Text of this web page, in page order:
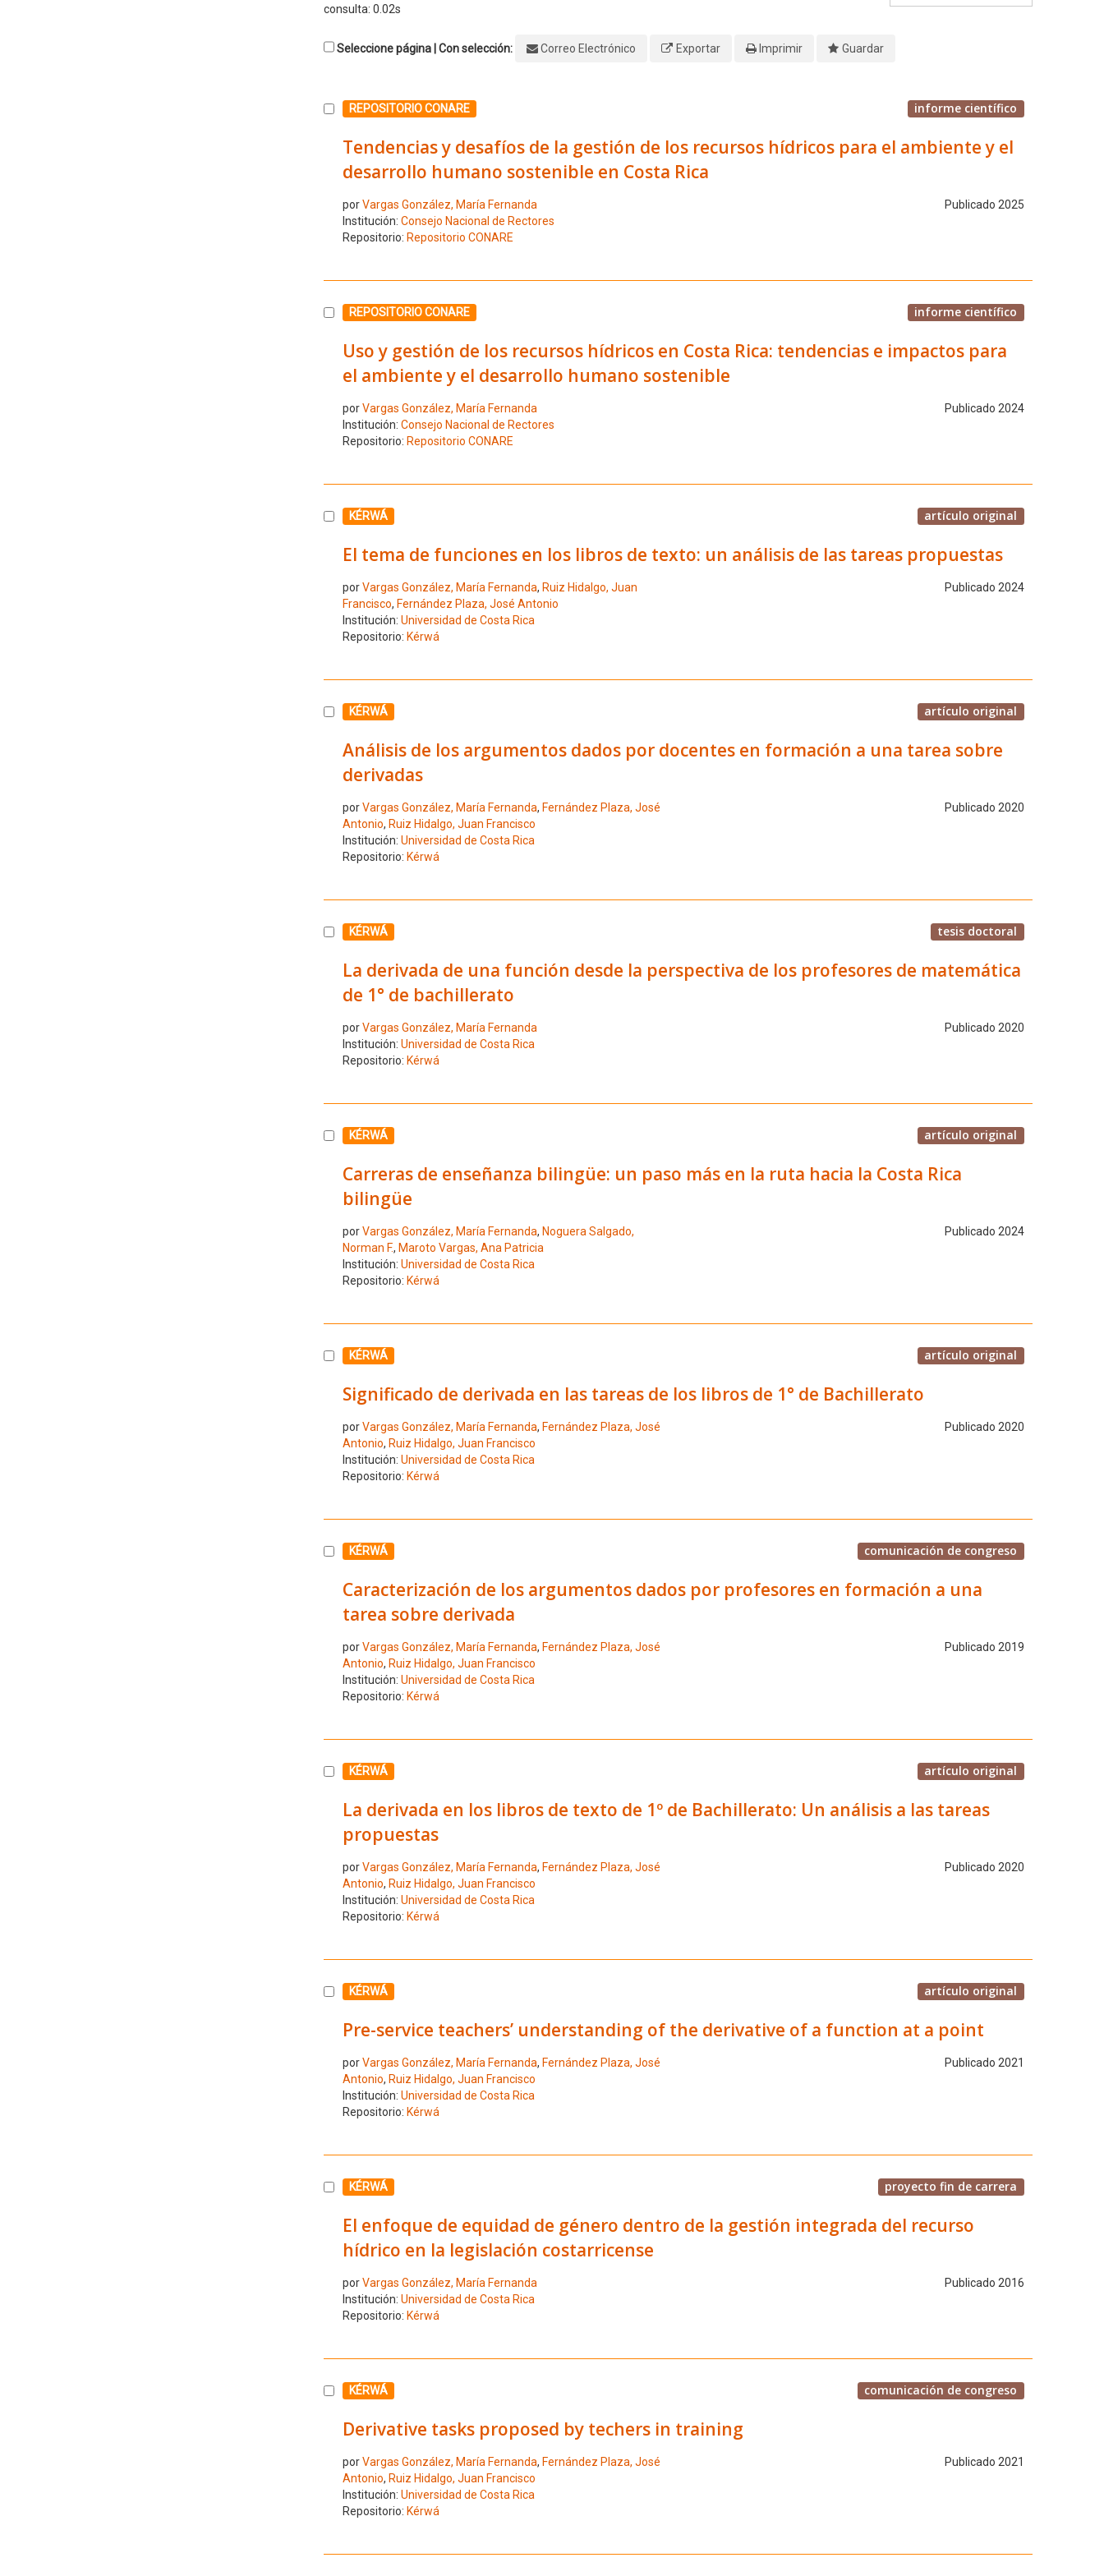
consulta: 0.02s
Seleccione página | Con selección: Correo Electrónico Exportar Imprimir Guardar
Seleccione el número de resultado 1
REPOSITORIO CONARE informe científico
Tendencias y desafíos de la gestión de los recursos hídricos para el ambiente y el
desarrollo humano sostenible en Costa Rica
porVargas González, María Fernanda
Publicado 2025
Institución: Consejo Nacional de Rectores
Repositorio: Repositorio CONARE
Seleccione el número de resultado 2
REPOSITORIO CONARE informe científico
Uso y gestión de los recursos hídricos en Costa Rica: tendencias e impactos para
el ambiente y el desarrollo humano sostenible
porVargas González, María Fernanda
Publicado 2024
Institución: Consejo Nacional de Rectores
Repositorio: Repositorio CONARE
Seleccione el número de resultado 3
KÉRWÁ artículo original
El tema de funciones en los libros de texto: un análisis de las tareas propuestas
porVargas González, María Fernanda, Ruiz Hidalgo, Juan
Francisco, Fernández Plaza, José Antonio
Publicado 2024
Institución: Universidad de Costa Rica
Repositorio: Kérwá
Seleccione el número de resultado 4
KÉRWÁ artículo original
Análisis de los argumentos dados por docentes en formación a una tarea sobre
derivadas
porVargas González, María Fernanda, Fernández Plaza, José
Antonio, Ruiz Hidalgo, Juan Francisco
Publicado 2020
Institución: Universidad de Costa Rica
Repositorio: Kérwá
Seleccione el número de resultado 5
KÉRWÁ tesis doctoral
La derivada de una función desde la perspectiva de los profesores de matemática
de 1° de bachillerato
porVargas González, María Fernanda
Publicado 2020
Institución: Universidad de Costa Rica
Repositorio: Kérwá
Seleccione el número de resultado 6
KÉRWÁ artículo original
Carreras de enseñanza bilingüe: un paso más en la ruta hacia la Costa Rica
bilingüe
porVargas González, María Fernanda, Noguera Salgado,
Norman F., Maroto Vargas, Ana Patricia
Publicado 2024
Institución: Universidad de Costa Rica
Repositorio: Kérwá
Seleccione el número de resultado 7
KÉRWÁ artículo original
Significado de derivada en las tareas de los libros de 1° de Bachillerato
porVargas González, María Fernanda, Fernández Plaza, José
Antonio, Ruiz Hidalgo, Juan Francisco
Publicado 2020
Institución: Universidad de Costa Rica
Repositorio: Kérwá
Seleccione el número de resultado 8
KÉRWÁ comunicación de congreso
Caracterización de los argumentos dados por profesores en formación a una
tarea sobre derivada
porVargas González, María Fernanda, Fernández Plaza, José
Antonio, Ruiz Hidalgo, Juan Francisco
Publicado 2019
Institución: Universidad de Costa Rica
Repositorio: Kérwá
Seleccione el número de resultado 9
KÉRWÁ artículo original
La derivada en los libros de texto de 1º de Bachillerato: Un análisis a las tareas
propuestas
porVargas González, María Fernanda, Fernández Plaza, José
Antonio, Ruiz Hidalgo, Juan Francisco
Publicado 2020
Institución: Universidad de Costa Rica
Repositorio: Kérwá
Seleccione el número de resultado 10
KÉRWÁ artículo original
Pre-service teachers’ understanding of the derivative of a function at a point
porVargas González, María Fernanda, Fernández Plaza, José
Antonio, Ruiz Hidalgo, Juan Francisco
Publicado 2021
Institución: Universidad de Costa Rica
Repositorio: Kérwá
Seleccione el número de resultado 11
KÉRWÁ proyecto fin de carrera
El enfoque de equidad de género dentro de la gestión integrada del recurso
hídrico en la legislación costarricense
porVargas González, María Fernanda
Publicado 2016
Institución: Universidad de Costa Rica
Repositorio: Kérwá
Seleccione el número de resultado 12
KÉRWÁ comunicación de congreso
Derivative tasks proposed by techers in training
porVargas González, María Fernanda, Fernández Plaza, José
Antonio, Ruiz Hidalgo, Juan Francisco
Publicado 2021
Institución: Universidad de Costa Rica
Repositorio: Kérwá